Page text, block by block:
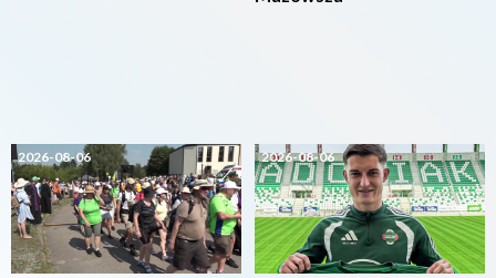
2026-08-06 2026-08-06